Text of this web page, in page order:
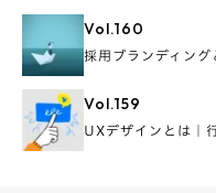
Vol.160
採用ブランディング
Vol.159
UXデザインとは｜